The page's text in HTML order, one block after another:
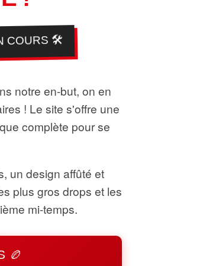
COURS 🛠️
notre en-but, on en
! Le site s'offre une
complète pour se
un design affûté et
plus gros drops et les
mi-temps.
🏉